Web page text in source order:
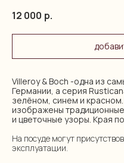
12 000 р.
Villeroy & Boch -одна из
Германии, а серия
зелёном, синем и
изображены
и цветочные узоры. Края
На посуде могут
эксплуатации.